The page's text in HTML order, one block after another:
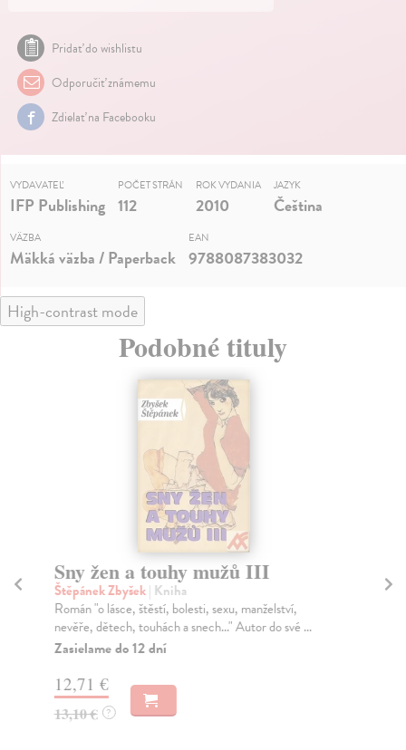
Pridať do wishlistu
Odporučiť známemu
Zdielať na Facebooku
VYDAVATEĽ
IFP Publishing
POČET STRÁN
112
ROK VYDANIA
2010
JAZYK
Čeština
VÄZBA
Mäkká väzba / Paperback
EAN
9788087383032
High-contrast mode
Podobné tituly
Sny žen a touhy mužů III
Štěpánek Zbyšek| Kniha
Román "o lásce, štěstí, bolesti, sexu, manželství,
nevěře, dětech, touhách a snech..." Autor do své ...
Zasielame do 12 dní
12,71 €
13,10 € ?